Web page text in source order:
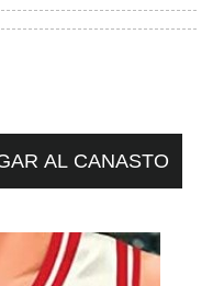
AL CANASTO